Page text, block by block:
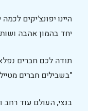
היינו יפונצ'יקים
יחד בהמון אהבה
תודה לכם חברים
"בשבילים חברים
בנצי, העולם עוד רחב